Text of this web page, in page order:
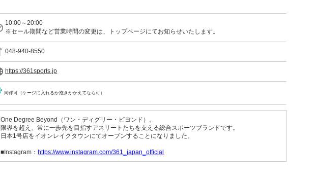
10:00～20:00
※セール期間など営業時間の変更は、トップページにてお知らせいたします。
048-940-8550
https://361sports.jp
同伴可（ケージに入れるか抱きかかえてなら可）
One Degree Beyond（ワン・ディグリー・ビヨンド）。
限界を超え、常に一歩先を目指すアスリートたちを支える総合スポーツブランドです。
日本1号店をイオンレイクタウンにてオープンすることになりました。
■Instagram： https://www.instagram.com/361_japan_official